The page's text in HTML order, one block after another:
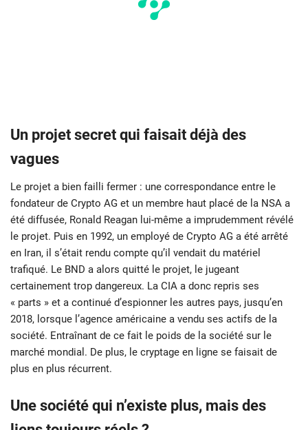
Un projet secret qui faisait déjà des
vagues
Le projet a bien failli fermer : une correspondance entre le
fondateur de Crypto AG et un membre haut placé de la NSA a
été diffusée, Ronald Reagan lui-même a imprudemment révélé
le projet. Puis en 1992, un employé de Crypto AG a été arrêté
en Iran, il s’était rendu compte qu’il vendait du matériel
trafiqué. Le BND a alors quitté le projet, le jugeant
certainement trop dangereux. La CIA a donc repris ses
« parts » et a continué d’espionner les autres pays, jusqu’en
2018, lorsque l’agence américaine a vendu ses actifs de la
société. Entraînant de ce fait le poids de la société sur le
marché mondial. De plus, le cryptage en ligne se faisait de
plus en plus récurrent.
Une société qui n’existe plus, mais des